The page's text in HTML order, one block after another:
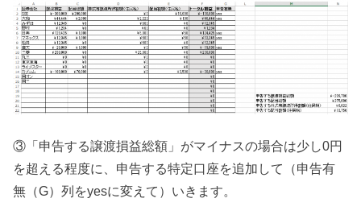
③「申告する譲渡損益総額」がマイナスの場合は少し0円
を超える程度に、申告する特定口座を追加して（申告有
無（G）列をyesに変えて）いきます。